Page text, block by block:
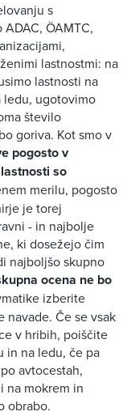
s
ÖAMTC,
lastnostmi: na
lastnosti na
ledu, ugotovimo
število
goriva. Kot smo v
pogosto v
so
merilu, pogosto
je torej
- in najbolje
ki dosežejo čim
najboljšo skupno
ocena ne bo
izberite
navade. Če se vsak
v hribih, poiščite
in na ledu, če pa
avtocestah,
na mokrem in
obrabo.